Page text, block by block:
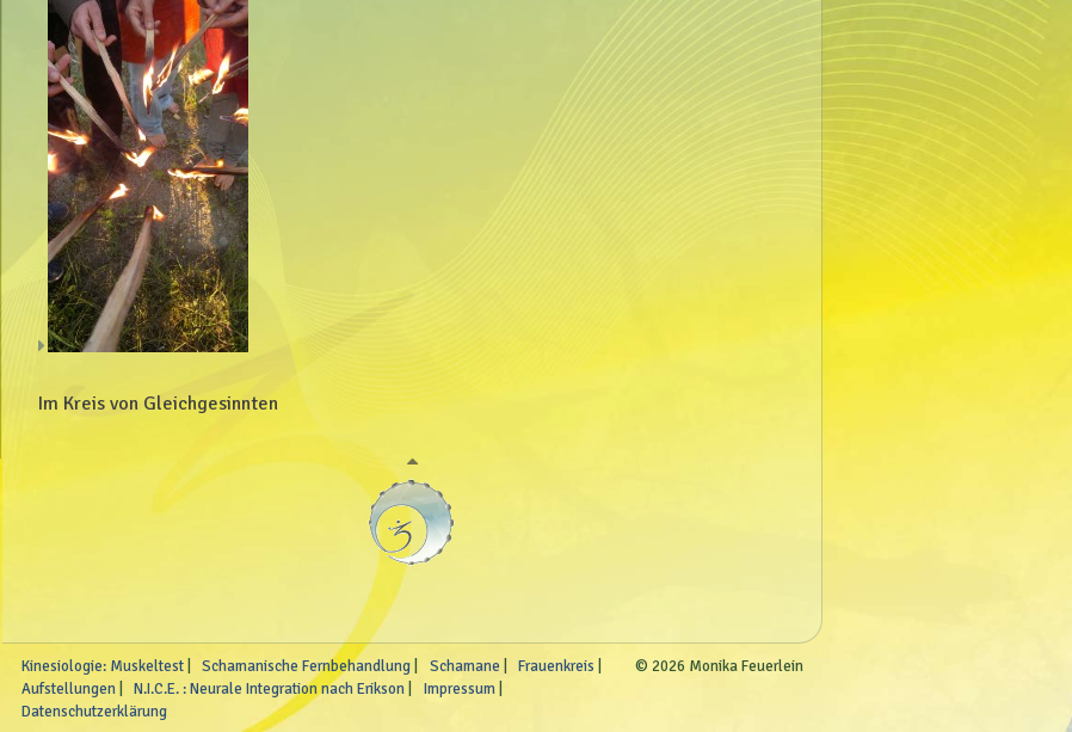
Im Kreis von Gleichgesinnten
Kinesiologie: Muskeltest Schamanische Fernbehandlung Schamane
Frauenkreis
Aufstellungen
N.I.C.E. : Neurale Integration nach Erikson
Impressum
Datenschutzerklärung
© 2026 Monika Feuerlein